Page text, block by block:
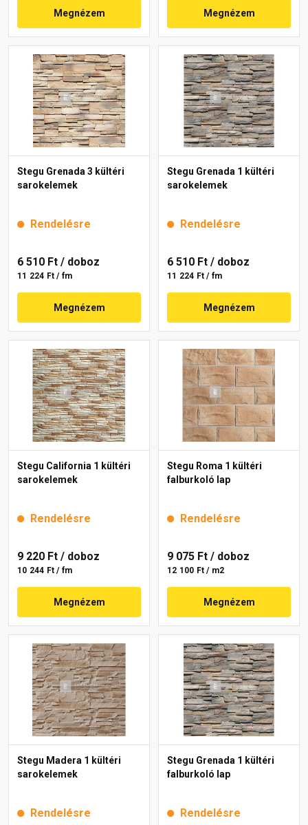
Megnézem Megnézem
Stegu Grenada 3 kültéri
sarokelemek
Rendelésre
6 510 Ft / doboz
11 224 Ft / fm
Megnézem
Stegu Grenada 1 kültéri
sarokelemek
Rendelésre
6 510 Ft / doboz
11 224 Ft / fm
Megnézem
Stegu California 1 kültéri
sarokelemek
Rendelésre
9 220 Ft / doboz
10 244 Ft / fm
Megnézem
Stegu Roma 1 kültéri
falburkoló lap
Rendelésre
9 075 Ft / doboz
12 100 Ft / m2
Megnézem
Stegu Madera 1 kültéri
sarokelemek
Rendelésre
Stegu Grenada 1 kültéri
falburkoló lap
Rendelésre